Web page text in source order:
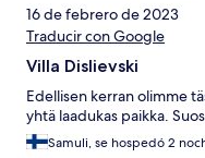
16 de febrero de 2023
Traducir con Google
Villa Dislievski
Edellisen kerran olimme
yhtä laadukas paikka.
Samuli, se hospedó 2